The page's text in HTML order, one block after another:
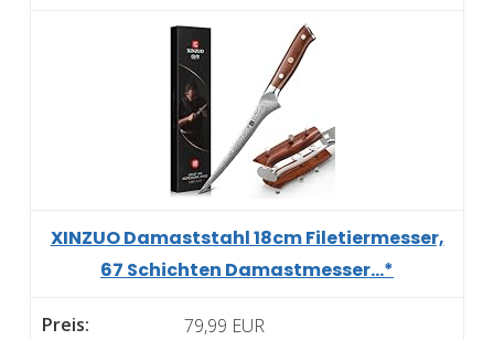
XINZUO Damaststahl 18cm Filetiermesser,
67 Schichten Damastmesser...*
79,99 EUR